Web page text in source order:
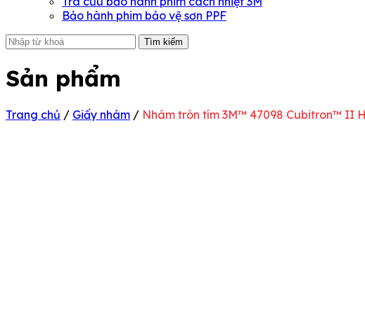
Bảo hành phim bảo vệ sơn PPF
Tìm kiếm
Sản phẩm
Trang chủ / Giấy nhám / Nhám tròn tím 3M™ 47098 Cubitron™ II